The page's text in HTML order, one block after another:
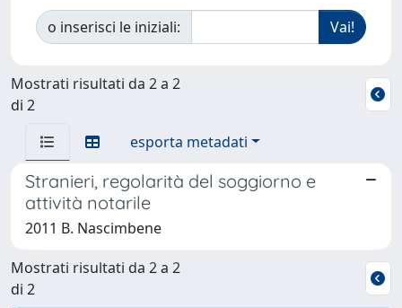
o inserisci le iniziali:
Mostrati risultati da 2 a 2
di 2
esporta metadati
Stranieri, regolarità del soggiorno e
attività notarile
2011 B. Nascimbene
Mostrati risultati da 2 a 2
di 2